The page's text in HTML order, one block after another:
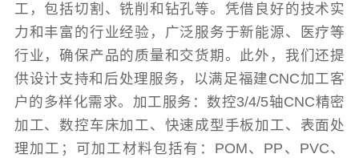
工，包括切割、铣削和钻孔等。凭借良好的技术实
力和丰富的行业经验，广泛服务于新能源、医疗等
行业，确保产品的质量和交货期。此外，我们还提
供设计支持和后处理服务，以满足福建CNC加工客
户的多样化需求。加工服务：数控3/4/5轴CNC精密
加工、数控车床加工、快速成型手板加工、表面处
理加工；可加工材料包括有：POM、PP、PVC、